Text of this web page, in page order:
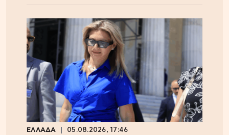
ΕΛΛΑΔΑ 05.08.2026, 17:46